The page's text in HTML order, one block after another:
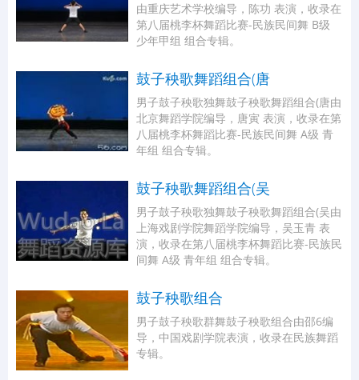
由重庆艺术学校编导，陈功 表演，收录在
第八届桃李杯舞蹈比赛-民族民间舞 B级
少年甲组 组合专辑。
鼓子秧歌舞蹈组合(唐
男子鼓子秧歌独舞鼓子秧歌舞蹈组合(唐由
北京舞蹈学院编导，唐寅 表演，收录在第
八届桃李杯舞蹈比赛-民族民间舞 A级 青
年组 组合专辑。
鼓子秧歌舞蹈组合(吴
男子鼓子秧歌独舞鼓子秧歌舞蹈组合(吴由
上海戏剧学院舞蹈学院编导，吴玉青 表
演，收录在第八届桃李杯舞蹈比赛-民族民
间舞 A级 青年组 组合专辑。
鼓子秧歌组合
男子鼓子秧歌群舞鼓子秧歌组合由邵6编
导，中国戏剧学院表演，收录在民族舞蹈
专辑。